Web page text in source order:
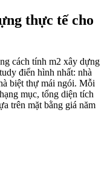
thực tế cho
cách tính m2 xây dựng
điển hình nhất: nhà
biệt thự mái ngói. Mỗi
mục, tổng diện tích
trên mặt bằng giá năm